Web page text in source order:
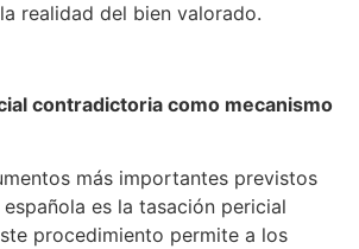
realidad del bien valorado.
contradictoria como mecanismo
más importantes previstos
es la tasación pericial
procedimiento permite a los